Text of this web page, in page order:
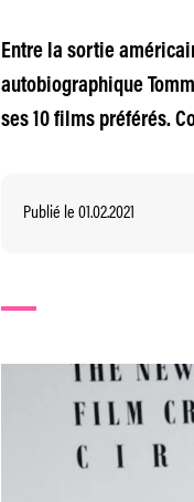
Entre la sortie
autobiographique
ses 10 films préférés.
Publié le 01.02.2021